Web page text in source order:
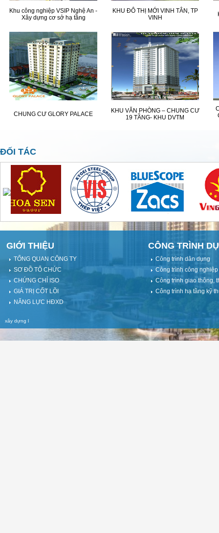
Khu công nghiệp VSIP Nghệ An -
Xây dựng cơ sở hạ tầng
KHU ĐÔ THỊ MỚI VINH TÂN, TP
VINH
CHUNG CƯ GLORY PALACE
KHU VĂN PHÒNG – CHUNG CƯ
19 TẦNG- KHU DVTM
ĐỐI TÁC
GIỚI THIỆU
TỔNG QUAN CÔNG TY
SƠ ĐỒ TỔ CHỨC
CHỨNG CHỈ ISO
GIÁ TRỊ CỐT LÕI
NĂNG LỰC HĐXD
CÔNG TRÌNH
Công trình dân dụng
Công trình công nghiệp
Công trình giao thông,
Công trình hạ tầng kỹ
xây dựng l